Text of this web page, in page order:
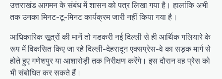
उत्तराखंड आगमन के संबंध में शासन को पत्र लिखा गया है। हालांकि अभी
तक उनका मिनट-टू-मिनट कार्यक्रम जारी नहीं किया गया है।
आधिकारिक सूत्रों की मानें तो गडकरी नई दिल्ली से ही आर्थिक गलियारे के
रूप में विकसित किए जा रहे दिल्ली-देहरादून एक्सप्रेस-वे का सड़क मार्ग से
होते हुए गणेशपुर या आशारोड़ी तक निरीक्षण करेंगे। इस दौरान वह प्रेस को
भी संबोधित कर सकते हैं।